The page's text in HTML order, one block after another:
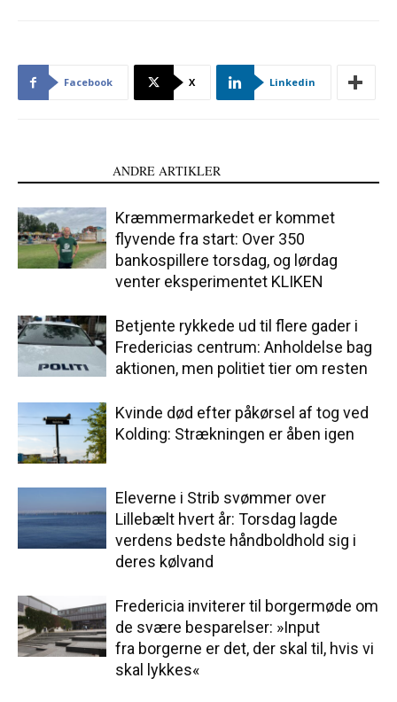
Facebook X Linkedin
ANDRE ARTIKLER
Kræmmermarkedet er kommet
flyvende fra start: Over 350
bankospillere torsdag, og lørdag
venter eksperimentet KLIKEN
Betjente rykkede ud til flere gader i
Fredericias centrum: Anholdelse bag
aktionen, men politiet tier om resten
Kvinde død efter påkørsel af tog ved
Kolding: Strækningen er åben igen
Eleverne i Strib svømmer over
Lillebælt hvert år: Torsdag lagde
verdens bedste håndboldhold sig i
deres kølvand
Fredericia inviterer til borgermøde om
de svære besparelser: »Input
fra borgerne er det, der skal til, hvis vi
skal lykkes«